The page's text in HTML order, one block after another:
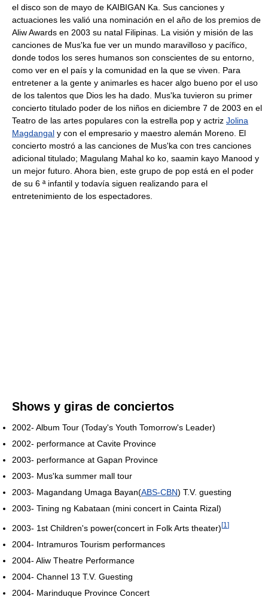
el disco son de mayo de KAIBIGAN Ka. Sus canciones y
actuaciones les valió una nominación en el año de los premios de
Aliw Awards en 2003 su natal Filipinas. La visión y misión de las
canciones de Mus'ka fue ver un mundo maravilloso y pacífico,
donde todos los seres humanos son conscientes de su entorno,
como ver en el país y la comunidad en la que se viven. Para
entretener a la gente y animarles es hacer algo bueno por el uso
de los talentos que Dios les ha dado. Mus'ka tuvieron su primer
concierto titulado poder de los niños en diciembre 7 de 2003 en el
Teatro de las artes populares con la estrella pop y actriz Jolina
Magdangal y con el empresario y maestro alemán Moreno. El
concierto mostró a las canciones de Mus'ka con tres canciones
adicional titulado; Magulang Mahal ko ko, saamin kayo Manood y
un mejor futuro. Ahora bien, este grupo de pop está en el poder
de su 6 ª infantil y todavía siguen realizando para el
entretenimiento de los espectadores.
Shows y giras de conciertos
2002- Album Tour (Today's Youth Tomorrow's Leader)
2002- performance at Cavite Province
2003- performance at Gapan Province
2003- Mus'ka summer mall tour
2003- Magandang Umaga Bayan(ABS-CBN) T.V. guesting
2003- Tining ng Kabataan (mini concert in Cainta Rizal)
2003- 1st Children's power(concert in Folk Arts theater)[1 ]
2004- Intramuros Tourism performances
2004- Aliw Theatre Performance
2004- Channel 13 T.V. Guesting
2004- Marinduque Province Concert